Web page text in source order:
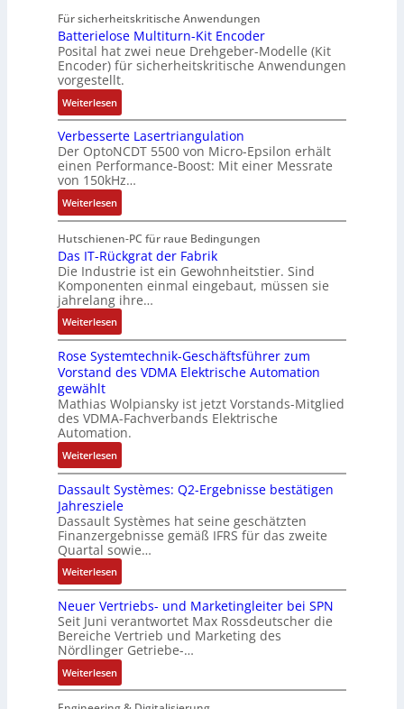
L
3
f
ü
r
s
i
c
h
e
r
e
E
n
t
w
i
c
k
l
u
n
g
o
b
o
t
,
3
M
i
l
l
i
o
n
e
n
A
r
b
e
i
t
s
k
r
ä
f
t
e
u
t
o
m
a
t
i
o
n
e
x
p
a
n
d
i
e
r
t
f
t
r
a
g
s
e
i
n
g
a
n
g
i
m
M
a
s
c
h
i
n
e
n
-
A
n
l
a
g
e
n
b
a
u
:
P
o
Für sicherheitskritische Anwendungen
Batterielose Multiturn-Kit Encoder
Posital hat zwei neue Drehgeber-Modelle (Kit
Encoder) für sicherheitskritische Anwendungen
vorgestellt.
Weiterlesen:
B
a
t
t
e
r
i
e
l
o
s
e
M
u
l
t
t
u
r
n
-
K
i
t
E
n
c
d
e
r
Verbesserte Lasertriangulation
Der OptoNCDT 5500 von Micro-Epsilon erhält
einen Performance-Boost: Mit einer Messrate
von 150kHz…
Weiterlesen:
V
e
r
b
e
s
s
e
r
t
L
a
s
e
r
t
r
i
a
n
g
a
t
o
Hutschienen-PC für raue Bedingungen
Das IT-Rückgrat der Fabrik
Die Industrie ist ein Gewohnheitstier. Sind
Komponenten einmal eingebaut, müssen sie
jahrelang ihre…
Weiterlesen:
D
a
s
T
-
R
ü
c
k
g
r
a
t
d
e
r
F
a
b
r
Rose Systemtechnik-Geschäftsführer zum
Vorstand des VDMA Elektrische Automation
gewählt
Mathias Wolpiansky ist jetzt Vorstands-Mitglied
des VDMA-Fachverbands Elektrische
Automation.
Weiterlesen:
R
o
s
e
S
y
s
t
e
m
t
e
c
h
Dassault Systèmes: Q2-Ergebnisse bestätigen
Jahresziele
Dassault Systèmes hat seine geschätzten
Finanzergebnisse gemäß IFRS für das zweite
Quartal sowie…
Weiterlesen:
D
a
s
s
a
u
l
Neuer Vertriebs- und Marketingleiter bei SPN
Seit Juni verantwortet Max Rossdeutscher die
Bereiche Vertrieb und Marketing des
Nördlinger Getriebe-…
Weiterlesen:
N
e